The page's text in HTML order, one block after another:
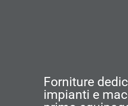
Forniture
impianti e